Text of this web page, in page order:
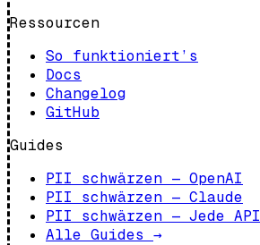
Ressourcen
So funktioniert’s
Docs
Changelog
GitHub
Guides
PII schwärzen — OpenAI
PII schwärzen — Claude
PII schwärzen — Jede API
Alle Guides →